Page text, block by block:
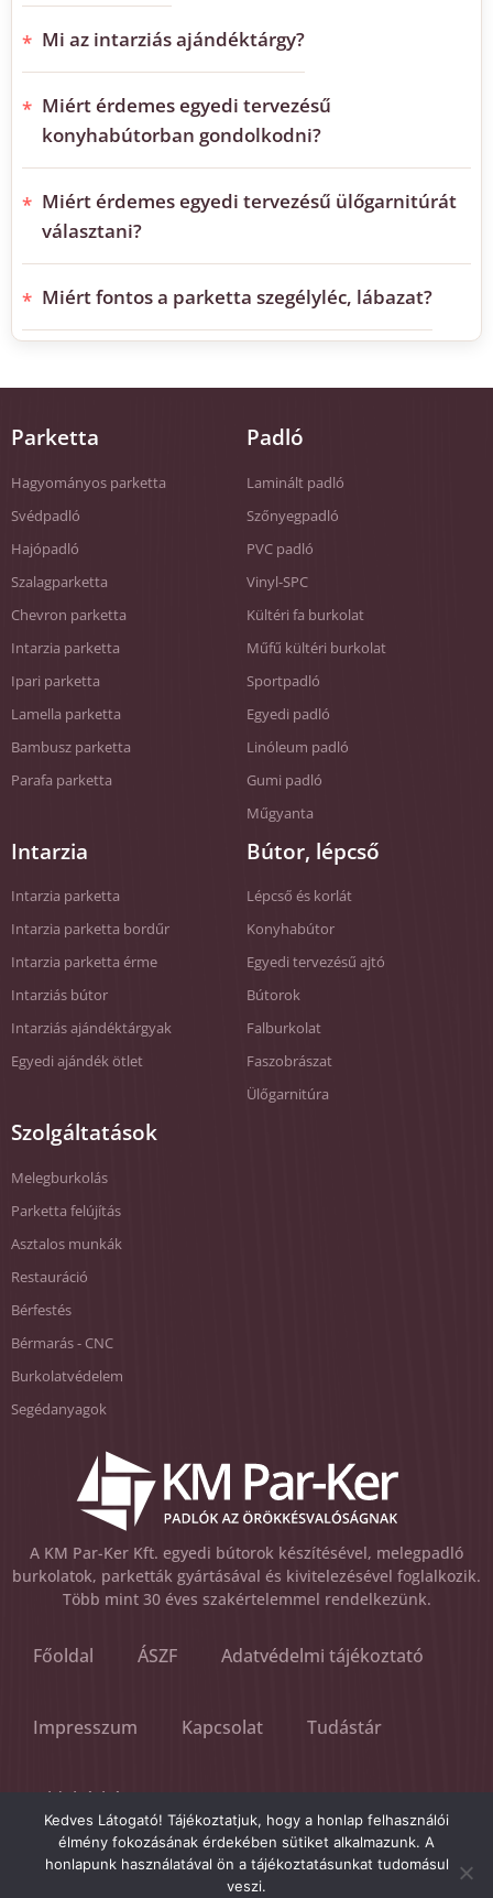
Mi az intarziás ajándéktárgy?
Miért érdemes egyedi tervezésű
konyhabútorban gondolkodni?
Miért érdemes egyedi tervezésű ülőgarnitúrát
választani?
Miért fontos a parketta szegélyléc, lábazat?
Parketta
Hagyományos parketta
Svédpadló
Hajópadló
Szalagparketta
Chevron parketta
Intarzia parketta
Ipari parketta
Lamella parketta
Bambusz parketta
Parafa parketta
Padló
Laminált padló
Szőnyegpadló
PVC padló
Vinyl-SPC
Kültéri fa burkolat
Műfű kültéri burkolat
Sportpadló
Egyedi padló
Linóleum padló
Gumi padló
Műgyanta
Intarzia
Intarzia parketta
Intarzia parketta bordűr
Intarzia parketta érme
Intarziás bútor
Intarziás ajándéktárgyak
Egyedi ajándék ötlet
Bútor, lépcső
Lépcső és korlát
Konyhabútor
Egyedi tervezésű ajtó
Bútorok
Falburkolat
Faszobrászat
Ülőgarnitúra
Szolgáltatások
Melegburkolás
Parketta felújítás
Asztalos munkák
Restauráció
Bérfestés
Bérmarás - CNC
Burkolatvédelem
Segédanyagok
A KM Par-Ker Kft. egyedi bútorok készítésével, melegpadló
burkolatok, parketták gyártásával és kivitelezésével foglalkozik.
Több mint 30 éves szakértelemmel rendelkezünk.
Főoldal ÁSZF Adatvédelmi tájékoztató
Impresszum Kapcsolat Tudástár
Oldaltérkép
Visszaélés bejelentés
Kedves Látogató! Tájékoztatjuk, hogy a honlap felhasználói
élmény fokozásának érdekében sütiket alkalmazunk. A
honlapunk használatával ön a tájékoztatásunkat tudomásul
veszi.